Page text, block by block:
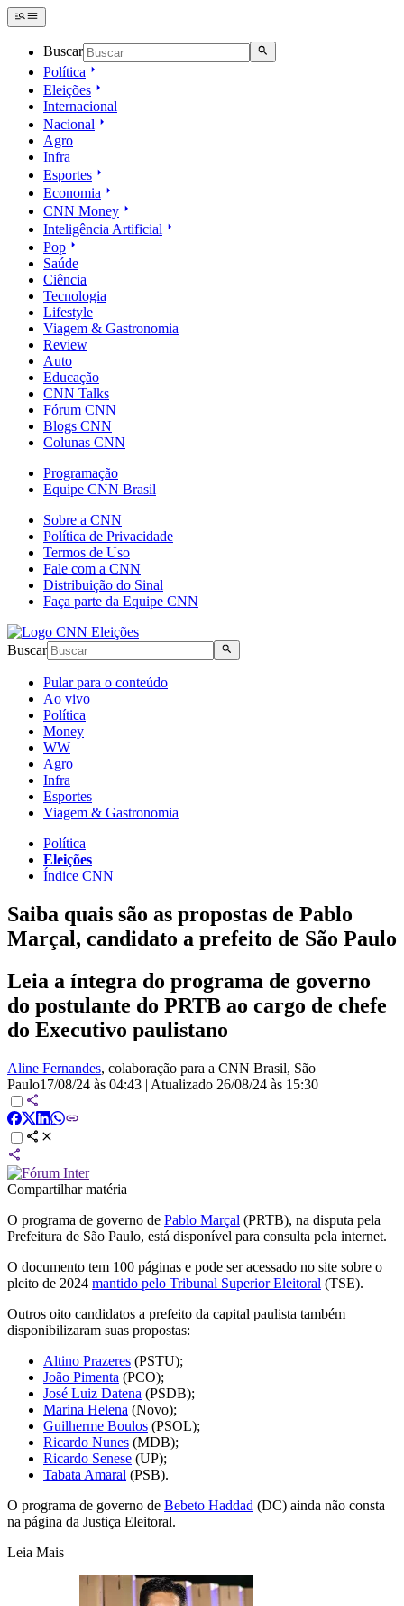
Buscar
Política
Eleições
Internacional
Nacional
Agro
Infra
Esportes
Economia
CNN Money
Inteligência Artificial
Pop
Saúde
Ciência
Tecnologia
Lifestyle
Viagem & Gastronomia
Review
Auto
Educação
CNN Talks
Fórum CNN
Blogs CNN
Colunas CNN
Programação
Equipe CNN Brasil
Sobre a CNN
Política de Privacidade
Termos de Uso
Fale com a CNN
Distribuição do Sinal
Faça parte da Equipe CNN
Buscar
Pular para o conteúdo
Ao vivo
Política
Money
WW
Agro
Infra
Esportes
Viagem & Gastronomia
Política
Eleições
Índice CNN
Saiba quais são as propostas de Pablo
Marçal, candidato a prefeito de São Paulo
Leia a íntegra do programa de governo
do postulante do PRTB ao cargo de chefe
do Executivo paulistano
Aline Fernandes, colaboração para a CNN Brasil, São
Paulo17/08/24 às 04:43 | Atualizado 26/08/24 às 15:30
Compartilhar matéria
O programa de governo de Pablo Marçal (PRTB), na disputa pela
Prefeitura de São Paulo, está disponível para consulta pela internet.
O documento tem 100 páginas e pode ser acessado no site sobre o
pleito de 2024 mantido pelo Tribunal Superior Eleitoral (TSE).
Outros oito candidatos a prefeito da capital paulista também
disponibilizaram suas propostas:
Altino Prazeres (PSTU);
João Pimenta (PCO);
José Luiz Datena (PSDB);
Marina Helena (Novo);
Guilherme Boulos (PSOL);
Ricardo Nunes (MDB);
Ricardo Senese (UP);
Tabata Amaral (PSB).
O programa de governo de Bebeto Haddad (DC) ainda não consta
na página da Justiça Eleitoral.
Leia Mais